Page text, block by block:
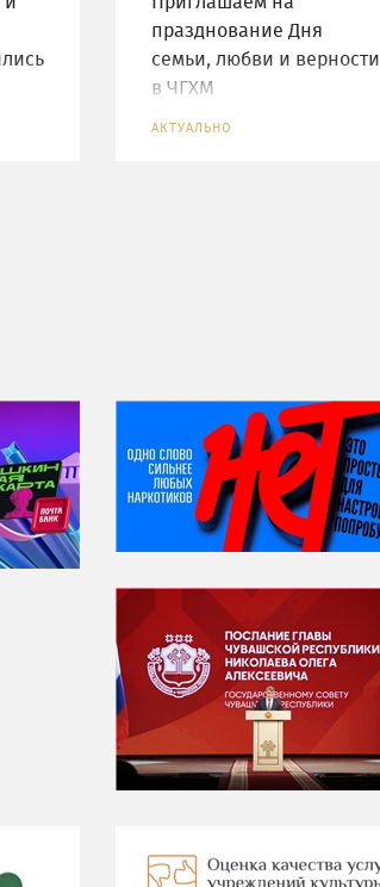
празднование Дня
семьи, любви и верности
в ЧГХМ
АКТУАЛЬНО
НИ ДНЯ БЕЗ ДАТЫ...
07 августа
Я встретил вас – и
всё былое...